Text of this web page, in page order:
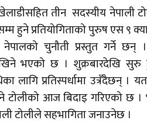
तीन सदस्यीय नेपाली
प्रतियोगिताको पुरुष एस ९
चुनौती प्रस्तुत गर्ने
भएको छ । शुक्रबारदेखि
लागि प्रतिस्पर्धामा उत्रँदैछन्
टोलीको आज बिदाइ गरिएको छ
टोलीले सहभागिता जनाउनेछ ।